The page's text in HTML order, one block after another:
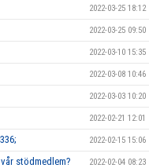
2022-03-25 18:12
2022-03-25 09:50
2022-03-10 15:35
2022-03-08 10:46
2022-03-03 10:20
2022-02-21 12:01
2022-02-15 15:06
stödmedlem? 2022-02-04 08:23